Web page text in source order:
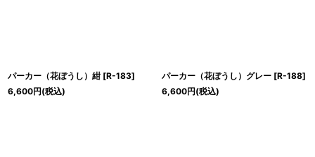
パーカー（花ぼうし）紺 [R-183]
6,600円(税込)
パーカー（花ぼうし）グレー [R-188]
6,600円(税込)